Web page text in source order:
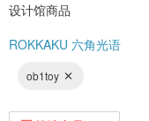
设计馆商品
ROKKAKU 六角光语
ob1toy